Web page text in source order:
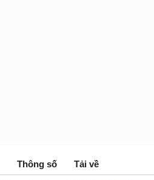
Thông số Tải về